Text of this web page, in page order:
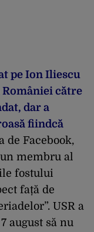
pe Ion Iliescu
către
dar a
fiindcă
de Facebook,
membru al
fostului
față de
USR a
august să nu